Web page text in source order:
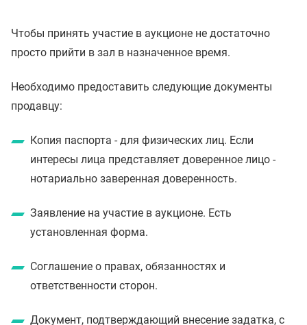
Чтобы принять участие в аукционе не достаточно
просто прийти в зал в назначенное время.
Необходимо предоставить следующие документы
продавцу:
Копия паспорта - для физических лиц. Если
интересы лица представляет доверенное лицо -
нотариально заверенная доверенность.
Заявление на участие в аукционе. Есть
установленная форма.
Соглашение о правах, обязанностях и
ответственности сторон.
Документ, подтверждающий внесение задатка, с